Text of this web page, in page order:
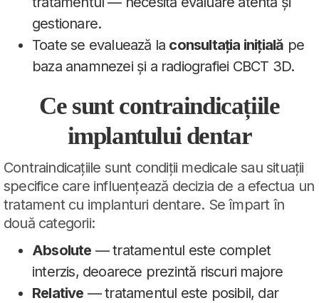
gestionare.
Toate se evaluează la consultația inițială pe
baza anamnezei și a radiografiei CBCT 3D.
Ce sunt contraindicațiile
implantului dentar
Contraindicațiile sunt condiții medicale sau situații
specifice care influențează decizia de a efectua un
tratament cu implanturi dentare. Se împart în
două categorii:
Absolute — tratamentul este complet
interzis, deoarece prezintă riscuri majore
Relative — tratamentul este posibil, dar